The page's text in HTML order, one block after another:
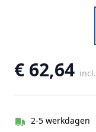
€ 62,64
2-5 werkdagen